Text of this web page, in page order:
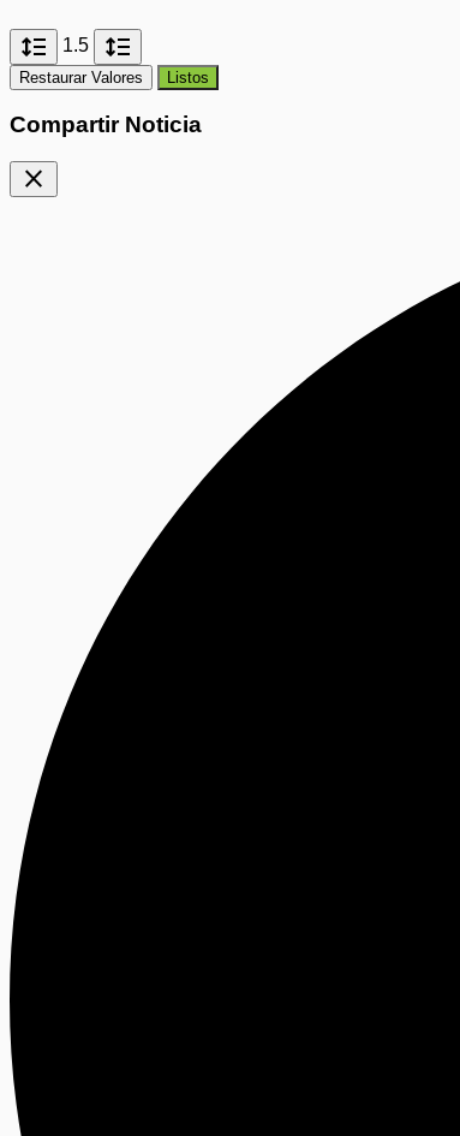
format_line_spacing 1.5 format_line_spacing
Restaurar Valores Listos
Compartir Noticia
close